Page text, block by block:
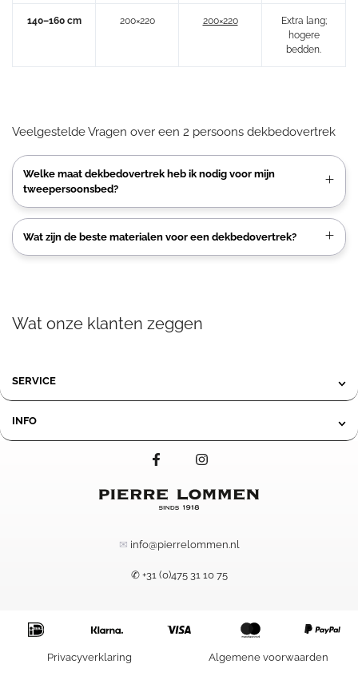
140–160 cm 200×220 200×220
Extra lang;
hogere
bedden.
Veelgestelde Vragen over een 2 persoons dekbedovertrek
Welke maat dekbedovertrek heb ik nodig voor mijn
tweepersoonsbed?
Wat zijn de beste materialen voor een dekbedovertrek?
Wat onze klanten zeggen
SERVICE
INFO
✉ info@pierrelommen.nl
✆ +31 (0)475 31 10 75
Privacyverklaring Algemene voorwaarden
Item added to cart.
0,00
Checkout